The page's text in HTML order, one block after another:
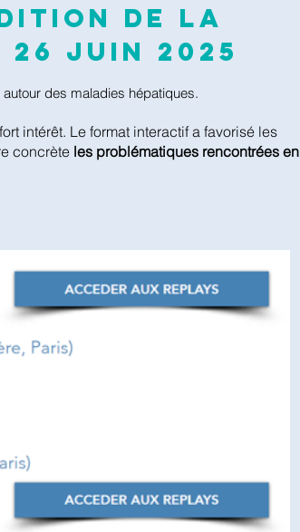
des maladies hépatiques.
intérêt. Le format interactif a favorisé les
concrète les problématiques rencontrées en
de la
juin 2025